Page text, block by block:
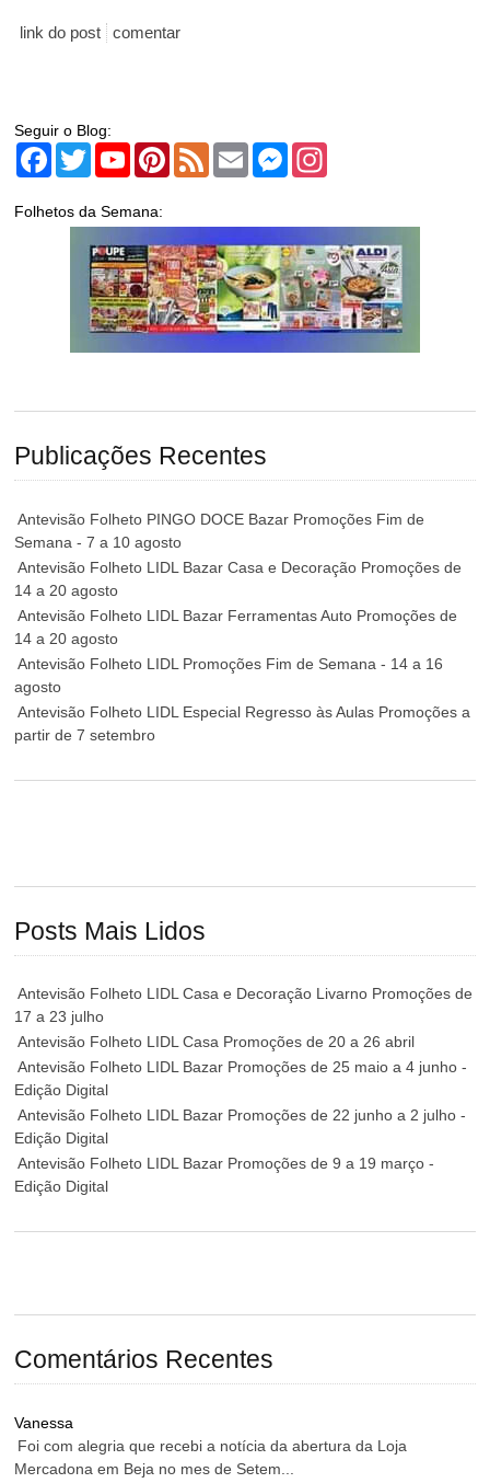
link do post comentar
Seguir o Blog:
Facebook
TwitterYouTubePinterest
Feed Email Messenger
Folhetos da Semana:
Publicações Recentes
Antevisão Folheto PINGO DOCE Bazar Promoções Fim de
Semana - 7 a 10 agosto
Antevisão Folheto LIDL Bazar Casa e Decoração Promoções de
14 a 20 agosto
Antevisão Folheto LIDL Bazar Ferramentas Auto Promoções de
14 a 20 agosto
Antevisão Folheto LIDL Promoções Fim de Semana - 14 a 16
agosto
Antevisão Folheto LIDL Especial Regresso às Aulas Promoções a
partir de 7 setembro
Posts Mais Lidos
Antevisão Folheto LIDL Casa e Decoração Livarno Promoções de
17 a 23 julho
Antevisão Folheto LIDL Casa Promoções de 20 a 26 abril
Antevisão Folheto LIDL Bazar Promoções de 25 maio a 4 junho -
Edição Digital
Antevisão Folheto LIDL Bazar Promoções de 22 junho a 2 julho -
Edição Digital
Antevisão Folheto LIDL Bazar Promoções de 9 a 19 março -
Edição Digital
Comentários Recentes
Vanessa
Foi com alegria que recebi a notícia da abertura da Loja
Mercadona em Beja no mes de Setem...